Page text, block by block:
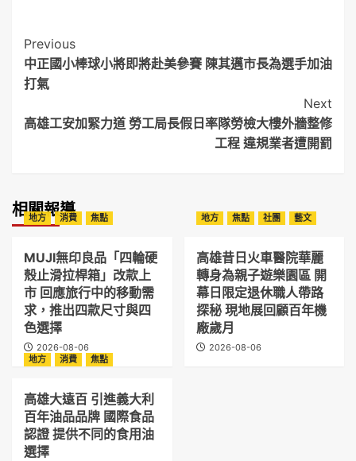
Post
Navigation
Previous
中正國小棒球小將即將赴美參賽 陳其邁市長為選手加油
打氣
Next
高雄工安加緊力道 勞工局長假日率隊勞檢大樓外牆整修
工程 違規業者遭開罰
相關報導
地方 消費 焦點
MUJI無印良品「四輪硬
殼止滑拉桿箱」改款上
市 回應旅行中的移動需
求，推出四款尺寸與四
色選擇
2026-08-06
地方 焦點 社團 藝文
高雄昔日火車醫院華麗
轉身為親子遊樂園區 開
幕日限定退休職人帶路
探秘 現地展回顧百年機
廠歲月
2026-08-06
地方
消費 焦點
高雄大遠百 引進義大利
百年油品品牌 國際食品
認證 提供不同的食用油
選擇